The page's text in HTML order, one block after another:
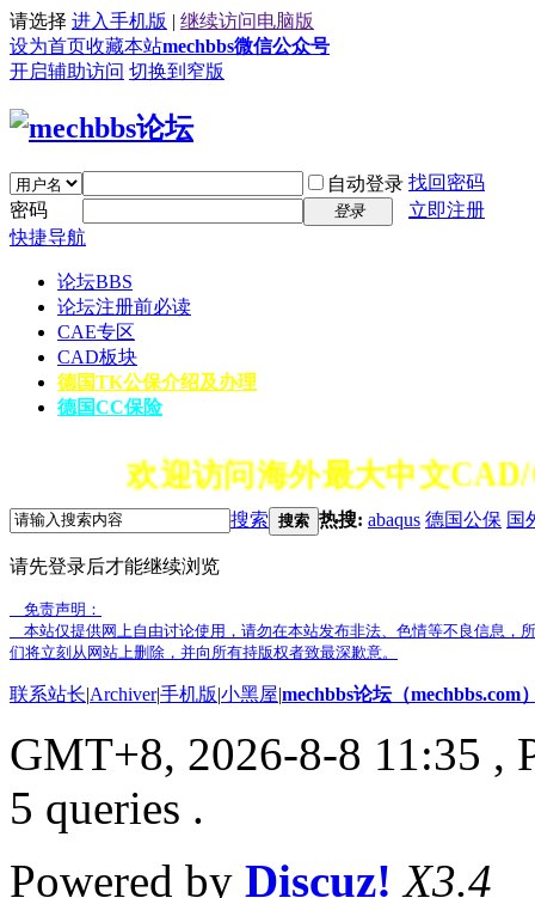
请选择 进入手机版 | 继续访问电脑版
设为首页收藏本站mechbbs微信公众号
开启辅助访问 切换到窄版
自动登录 找回密码
密码
登录
立即注册
快捷导航
论坛BBS
论坛注册前必读
CAE专区
CAD板块
德国TK公保介绍及办理
德国CC保险
欢迎访问海外最大中文
搜索 搜索 热搜: abaqus 德国公保 国
请先登录后才能继续浏览
免责声明：
本站仅提供网上自由讨论使用，请勿在本站发布非法、色情等不良信息，
们将立刻从网站上删除，并向所有持版权者致最深歉意。
联系站长|Archiver|手机版|小黑屋|mechbbs论坛（mechbbs.com
GMT+8, 2026-8-8 11:35 ,
5 queries .
Powered by Discuz! X3.4